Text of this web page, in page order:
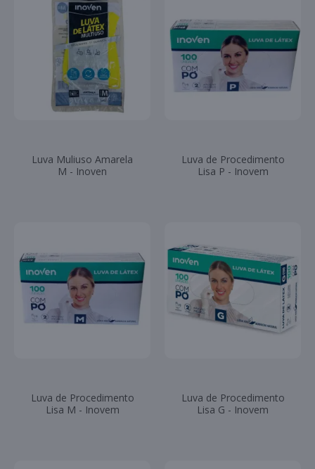
Luva Muliuso Amarela
M - Inoven
Luva de Procedimento
Lisa P - Inovem
Luva de Procedimento
Lisa M - Inovem
Luva de Procedimento
Lisa G - Inovem